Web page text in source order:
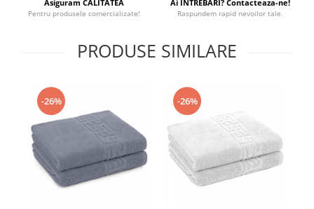
Asiguram CALITATEA
Pentru produsele comercializate!
Ai INTREBARI? Contacteaza-ne!
Raspundem rapid nevoilor tale.
PRODUSE SIMILARE
-26% -26%